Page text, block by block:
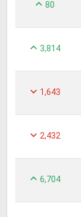
80
3,814
1,643
2,432
6,704